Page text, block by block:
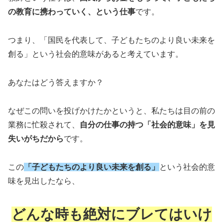
の教育に携わっていく、という仕事です。
つまり、「国民を代表して、子どもたちのより良い未来を
創る」という社会的意味があると考えています。
あなたはどう答えますか？
なぜこの問いを投げかけたかというと、私たちは目の前の
業務に忙殺されて、
自分の仕事の持つ「社会的意味」を見
失いがちだからです。
この 「子どもたちのより良い未来を創る」
という社会的意
味を見出したなら、
どんな時も絶対にブレてはいけ